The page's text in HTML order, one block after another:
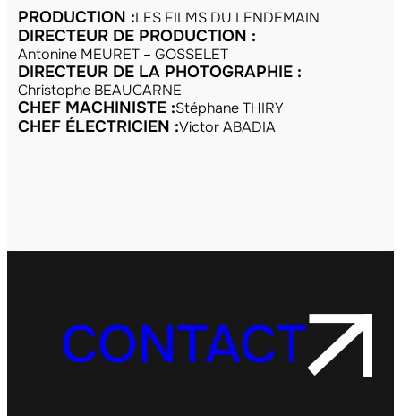
PRODUCTION :LES FILMS DU LENDEMAIN
DIRECTEUR DE PRODUCTION :
Antonine MEURET – GOSSELET
DIRECTEUR DE LA PHOTOGRAPHIE :
Christophe BEAUCARNE
CHEF MACHINISTE :Stéphane THIRY
CHEF ÉLECTRICIEN :Victor ABADIA
CONTACT